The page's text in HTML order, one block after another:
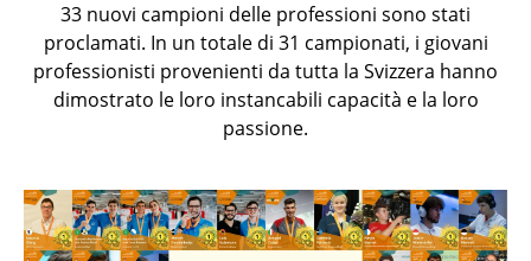
33 nuovi campioni delle professioni sono stati
proclamati. In un totale di 31 campionati, i giovani
professionisti provenienti da tutta la Svizzera hanno
dimostrato le loro instancabili capacità e la loro
passione.